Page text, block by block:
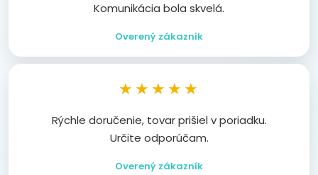
Komunikácia bola skvelá.
Overený zákazník
★★★★★
Rýchle doručenie, tovar prišiel v poriadku.
Určite odporúčam.
Overený zákazník